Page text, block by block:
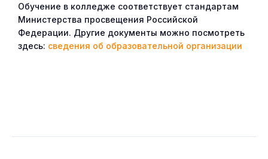
Обучение в колледже соответствует стандартам
Министерства просвещения Российской
Федерации. Другие документы можно посмотреть
здесь: сведения об образовательной организации